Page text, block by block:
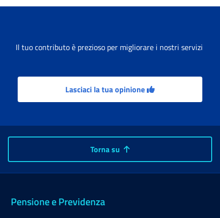
Il tuo contributo è prezioso per migliorare i nostri servizi
Lasciaci la tua opinione
Torna su
Pensione e Previdenza